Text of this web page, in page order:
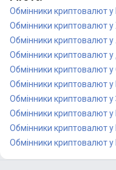
Обмінники криптовалют у
Обмінники криптовалют у
Обмінники криптовалют у
Обмінники криптовалют у
Обмінники криптовалют у
Обмінники криптовалют у
Обмінники криптовалют у
Обмінники криптовалют у
Обмінники криптовалют у
Обмінники криптовалют у